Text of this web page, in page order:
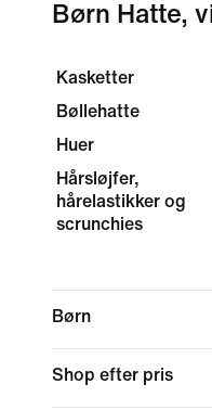
Børn Hatte,
Kasketter
Bøllehatte
Huer
Hårsløjfer,
hårelastikker og
scrunchies
Børn
Shop efter pris